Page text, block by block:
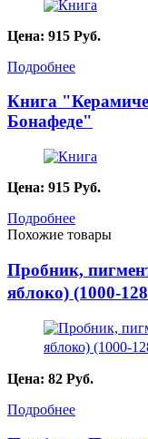
Цена: 915 Руб.
Подробнее
Книга
Бонафеде"
Цена: 915 Руб.
Подробнее
Похожие товары
Пробник,
яблоко) (1000-
Цена: 82 Руб.
Подробнее